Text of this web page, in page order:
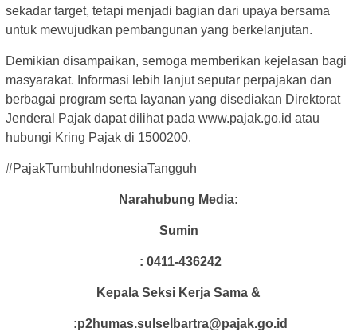
sekadar target, tetapi menjadi bagian dari upaya bersama
untuk mewujudkan pembangunan yang berkelanjutan.
Demikian disampaikan, semoga memberikan kejelasan bagi
masyarakat. Informasi lebih lanjut seputar perpajakan dan
berbagai program serta layanan yang disediakan Direktorat
Jenderal Pajak dapat dilihat pada www.pajak.go.id atau
hubungi Kring Pajak di 1500200.
#PajakTumbuhIndonesiaTangguh
Narahubung Media:
Sumin
: 0411-436242
Kepala Seksi Kerja Sama &
:p2humas.sulselbartra@pajak.go.id